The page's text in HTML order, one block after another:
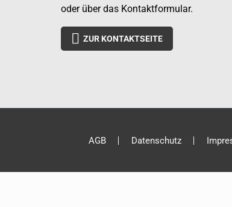
oder über das Kontaktformular.
 ZUR KONTAKTSEITE
AGB Datenschutz